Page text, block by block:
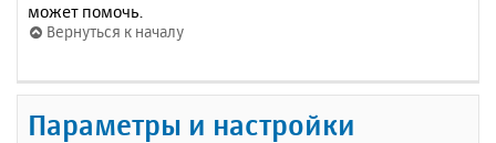
может помочь.
Вернуться к началу
Параметры и настройки